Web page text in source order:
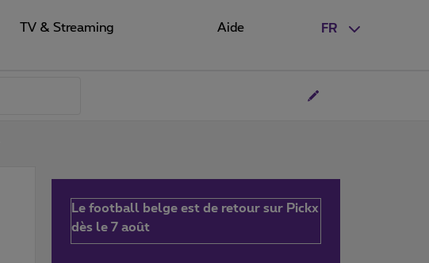
FR
TV & Streaming Aide
Le football belge est de retour sur Pickx
dès le 7 août